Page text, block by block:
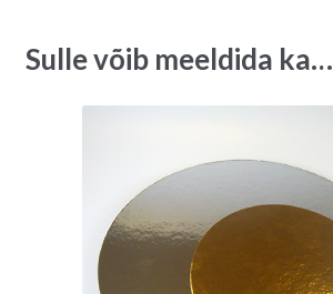
Sulle võib meeldida ka…